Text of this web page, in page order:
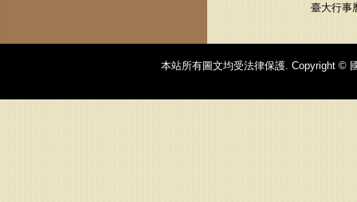
臺大行事
本站所有圖文均受法律保護. Copyright ©